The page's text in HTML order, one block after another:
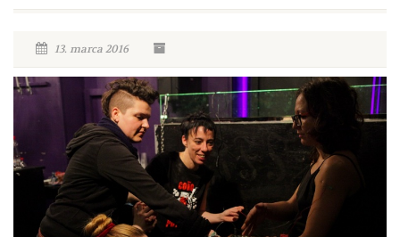
13. marca 2016